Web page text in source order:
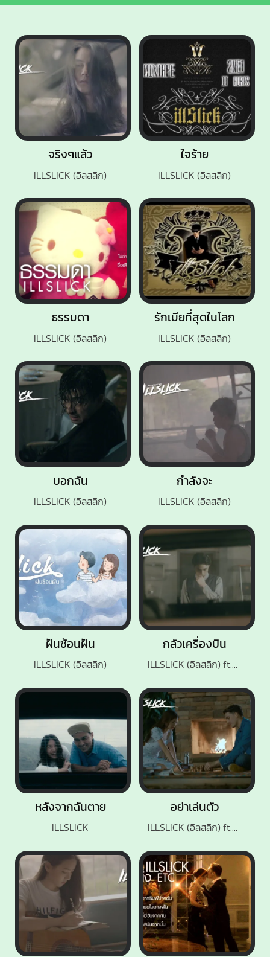
กำลังจะ
ILLSLICK (อิลสลิก)
บอกฉัน
ILLSLICK (อิลสลิก)
ฝันซ้อนฝัน
ILLSLICK (อิลสลิก)
กลัวเครื่องบิน
ILLSLICK (อิลสลิก) ft.PALMY
รักเมียที่สุดในโลก
ILLSLICK (อิลสลิก)
จริงๆแล้ว
ILLSLICK (อิลสลิก)
หลังจากฉันตาย
ILLSLICK
ธรรมดา
ILLSLICK (อิลสลิก)
อย่าเล่นตัว
ILLSLICK (อิลสลิก) ft.KK
ใจร้าย
ILLSLICK (อิลสลิก)